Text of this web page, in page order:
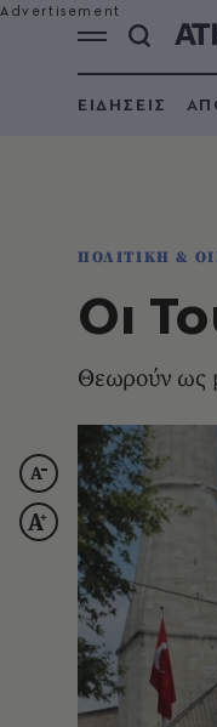
ΕΙΔΗΣΕΙΣ
ΠΟΛΙΤΙΚΗ &
Οι
Θεωρούν ως